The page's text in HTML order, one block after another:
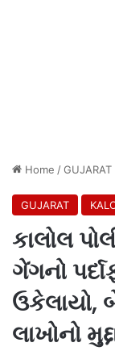
Home /GUJARAT
GUJARAT
કાલોલ
ગેંગનો
ઉકેલાયો,
લાખોનો